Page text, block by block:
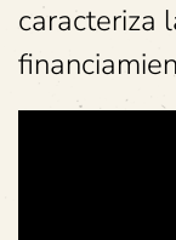
caracteriza